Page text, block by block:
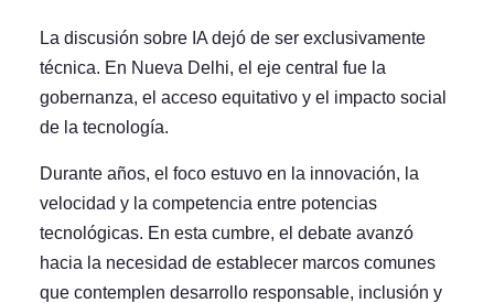
La discusión sobre IA dejó de ser exclusivamente
técnica. En Nueva Delhi, el eje central fue la
gobernanza, el acceso equitativo y el impacto social
de la tecnología.
Durante años, el foco estuvo en la innovación, la
velocidad y la competencia entre potencias
tecnológicas. En esta cumbre, el debate avanzó
hacia la necesidad de establecer marcos comunes
que contemplen desarrollo responsable, inclusión y